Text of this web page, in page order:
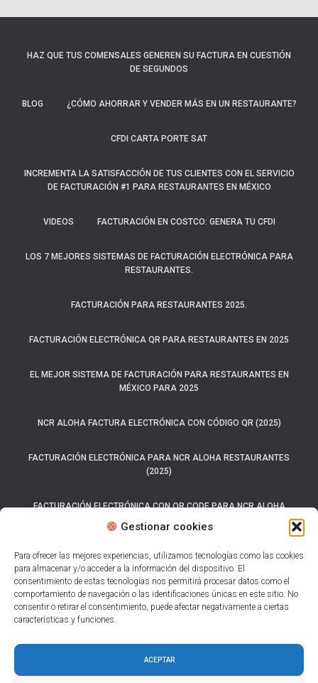
Gestionar cookies
Para ofrecer las mejores experiencias, utilizamos tecnologías como las cookies
para almacenar y/o acceder a la información del dispositivo. El
consentimiento de estas tecnologías nos permitirá procesar datos como el
comportamiento de navegación o las identificaciones únicas en este sitio. No
consentir o retirar el consentimiento, puede afectar negativamente a ciertas
características y funciones.
ACEPTAR
HAZ QUE TUS COMENSALES GENEREN SU FACTURA EN CUESTIÓN
DE SEGUNDOS
BLOG ¿CÓMO AHORRAR Y VENDER MÁS EN UN RESTAURANTE?
CFDI CARTA PORTE SAT
INCREMENTA LA SATISFACCIÓN DE TUS CLIENTES CON EL SERVICIO
DE FACTURACIÓN #1 PARA RESTAURANTES EN MÉXICO
VIDEOS FACTURACIÓN EN COSTCO: GENERA TU CFDI
LOS 7 MEJORES SISTEMAS DE FACTURACIÓN ELECTRÓNICA PARA
RESTAURANTES.
FACTURACIÓN PARA RESTAURANTES 2025.
FACTURACIÓN ELECTRÓNICA QR PARA RESTAURANTES EN 2025
EL MEJOR SISTEMA DE FACTURACIÓN PARA RESTAURANTES EN
MÉXICO PARA 2025
NCR ALOHA FACTURA ELECTRÓNICA CON CÓDIGO QR (2025)
FACTURACIÓN ELECTRÓNICA PARA NCR ALOHA RESTAURANTES
(2025)
FACTURACIÓN ELECTRÓNICA CON QR CODE PARA NCR ALOHA
SISTEMA CARTA PORTE 2025
LOS 7 MEJORES SISTEMAS DE FACTURACIÓN ELECTRÓNICA PARA
RESTAURANTES.